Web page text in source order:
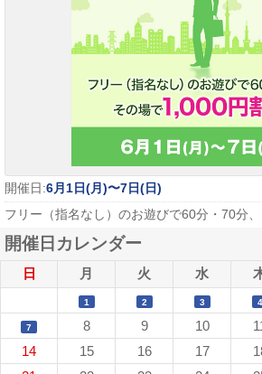
開催日:6月1日(月)〜7日(日)
フリー（指名なし）のお遊びで60分・70分
開催日カレンダー
日 月 火 水
1 2 3 4
7 8 9 10
14
15 16 17